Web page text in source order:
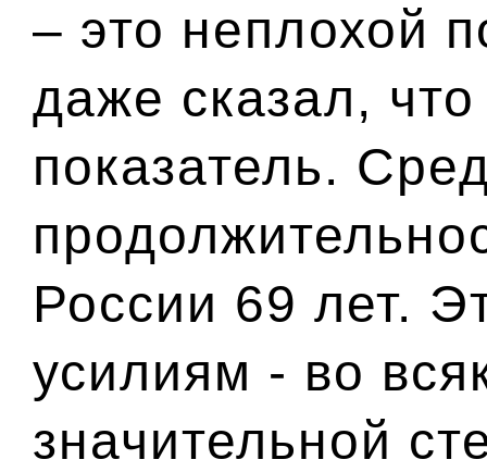
– это неплохой
даже сказал,
показатель.
России 69 лет.
усилиям - во
значительной